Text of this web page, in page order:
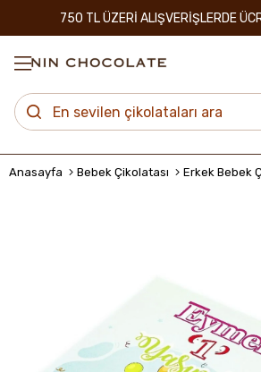
750 TL ÜZERİ ALIŞVERİŞLERDE
Anasayfa Bebek Çikolatası Erkek Bebek